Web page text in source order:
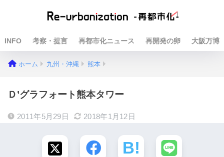
INFO 考察・提言 再都市化ニュース 再開発の卵 大阪万博
ホーム 九州・沖縄 熊本
Ｄ’グラフォート熊本タワー
2011年5月29日 2018年1月12日